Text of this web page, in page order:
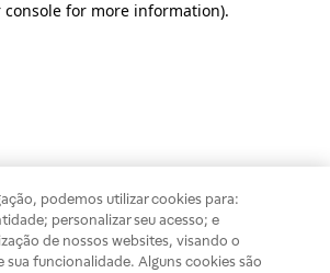
console for more information).
podemos utilizar cookies para:
personalizar seu acesso; e
de nossos websites, visando o
funcionalidade. Alguns cookies são